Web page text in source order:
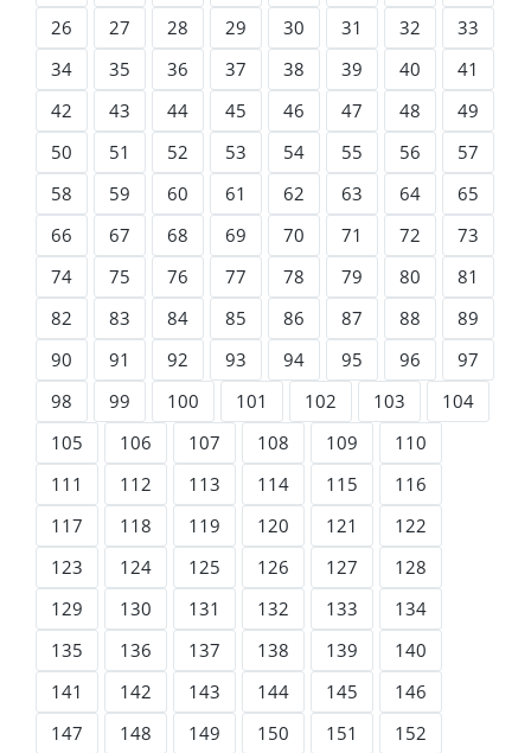
26
27 28 29 30 31 32
33
34
35 36 37 38 39 40
41
42
43 44 45 46 47 48
49
50
51 52 53 54 55 56
57
58
59 60 61 62 63 64
65
66
67 68 69 70 71 72
73
74
75 76 77 78 79 80
81
82
83 84 85 86 87 88
89
90
91 92 93 94 95 96
97
98
99 100 101 102 103
104
105
106 107 108 109
110
111
112 113 114 115
116
117
118 119 120 121
122
123
124 125 126 127
128
129
130 131 132 133
134
135
136 137 138 139
140
141
142 143 144 145
146
147
148 149 150 151
152